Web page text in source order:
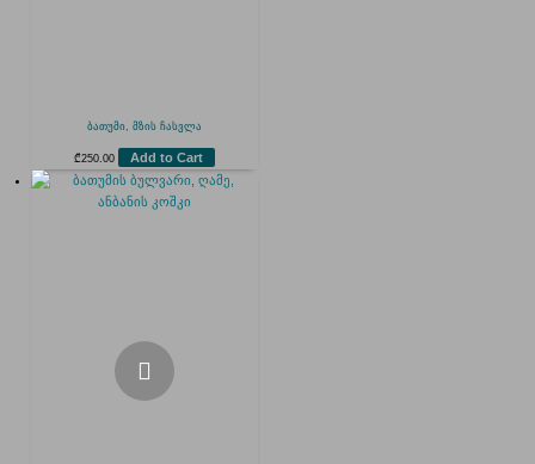
ბათუმი, მზის ჩასვლა
₾250.00 Add to Cart